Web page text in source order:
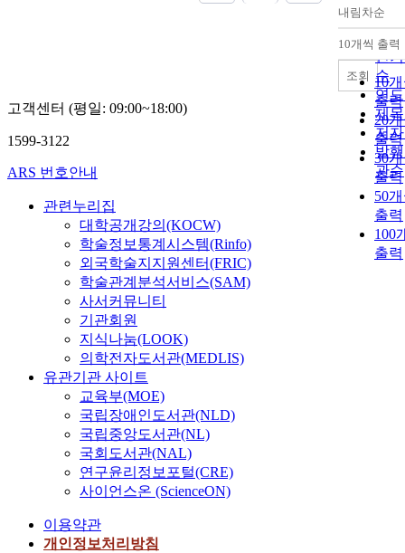
정
순
인
순
연
제
저
발
관순
내림차순
내
10개씩 출력
10
출력
20
출력
30
출력
50
출력
100
출력
조회
고객센터 (평일: 09:00~18:00)
1599-3122
ARS 번호안내
관련누리집
대학공개강의(KOCW)
학술정보통계시스템(Rinfo)
외국학술지지원센터(FRIC)
학술관계분석서비스(SAM)
사서커뮤니티
기관회원
지식나눔(LOOK)
의학전자도서관(MEDLIS)
유관기관 사이트
교육부(MOE)
국립장애인도서관(NLD)
국립중앙도서관(NL)
국회도서관(NAL)
연구윤리정보포털(CRE)
사이언스온 (ScienceON)
이용약관
개인정보처리방침